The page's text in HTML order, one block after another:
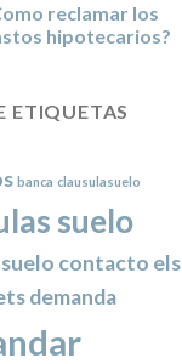
reclamar los
hipotecarios?
ETIQUETAS
banca clausulasuelo
suelo
contacto els
demanda